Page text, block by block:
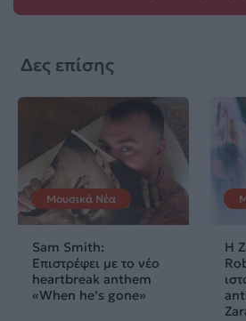
Δες επίσης
Μουσικά Νέα
Sam Smith:
Επιστρέφει με το νέο
heartbreak anthem
«When he’s gone»
Η